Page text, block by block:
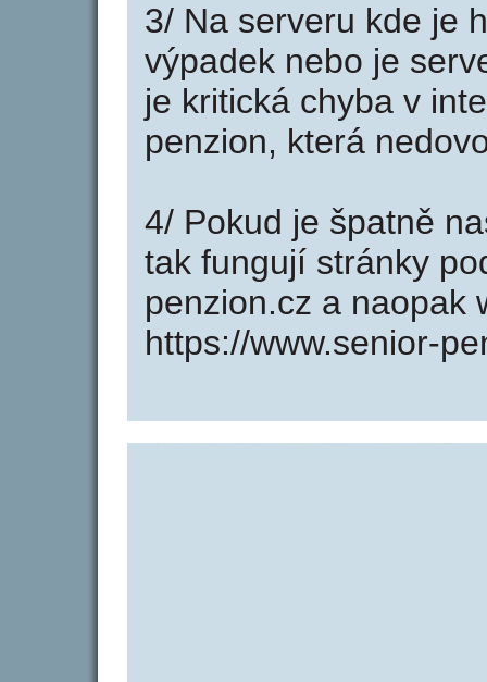
3/ Na serveru kde je
výpadek nebo je
je kritická chyba v
penzion, která
4/ Pokud je špatně
tak fungují stránky
penzion.cz a naopak
https://www.senior-